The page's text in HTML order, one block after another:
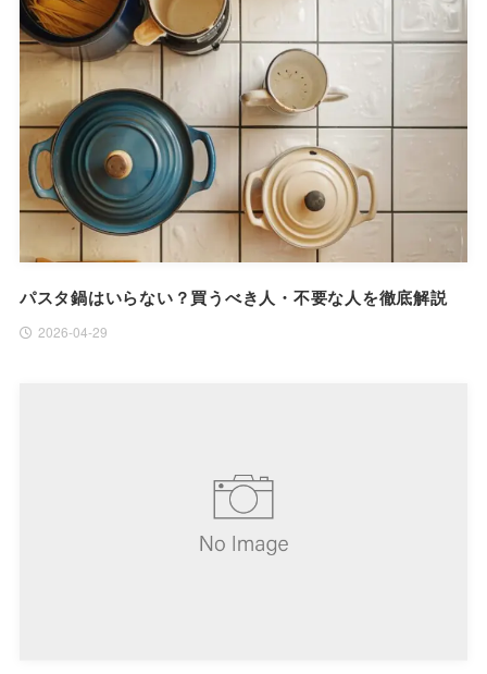
パスタ鍋はいらない？買うべき人・不要な人を徹底解説
2026-04-29